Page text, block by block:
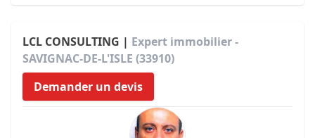
LCL CONSULTING | Expert immobilier -
SAVIGNAC-DE-L'ISLE (33910)
Demander un devis